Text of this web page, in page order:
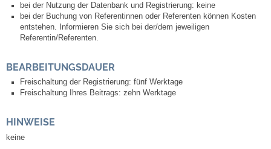
Leben
Bauen & Wohnen
NETZMonitor
Bodenrichtwerte
bei der Nutzung der Datenbank und Registrierung: keine
bei der Buchung von Referentinnen oder Referenten können Kosten
entstehen. Informieren Sie sich bei der/dem jeweiligen
Referentin/Referenten.
BEARBEITUNGSDAUER
Freischaltung der Registrierung: fünf Werktage
Freischaltung Ihres Beitrags: zehn Werktage
HINWEISE
keine